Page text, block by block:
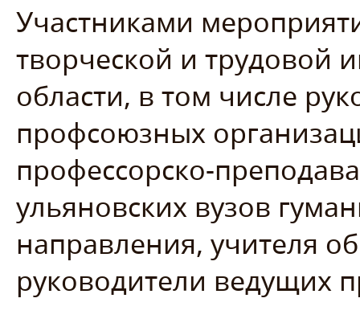
Участниками
творческой и трудовой
области, в том числе
профсоюзных
профессорско-
ульяновских вузов
направления, учителя
руководители ведущих